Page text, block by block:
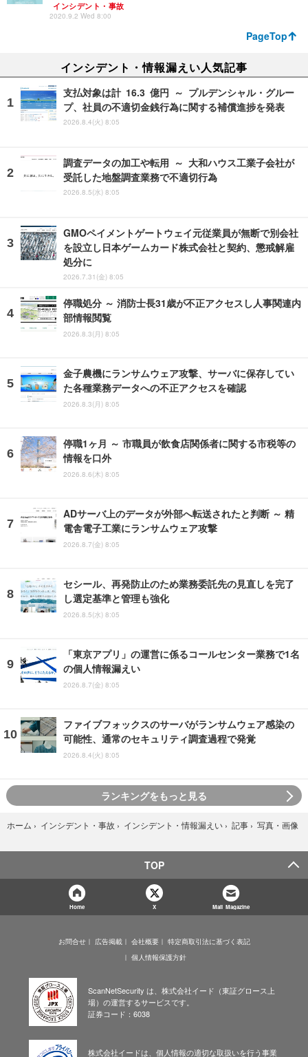
インシデント・事故
2020.9.2 Wed 8:00
PageTop
インシデント・情報漏えい人気記事
支払対象は計 16.3 億円 ～ プルデンシャル・グルー
プ、社員の不適切金銭行為に関する補償進捗を発表
2026.8.4(火) 8:05
調査データの加工や転用 ～ 大和ハウス工業子会社が
受託した地盤調査業務で不適切行為
2026.8.5(水) 8:05
GMOペイメントゲートウェイ元従業員が無断で別会社
を設立し日本ゲームカード株式会社と契約、懲戒解雇
処分に
2026.7.31(金) 8:05
停職処分 ～ 消防士長31歳が不正アクセスし人事関連内
部情報閲覧
2026.8.3(月) 8:05
金子農機にランサムウェア攻撃、サーバに保存してい
た各種業務データへの不正アクセスを確認
2026.8.3(月) 8:05
停職1ヶ月 ～ 市職員が飲食店関係者に関する市税等の
情報を口外
2026.8.6(木) 8:05
ADサーバ上のデータが外部へ転送されたと判断 ～ 精
電舎電子工業にランサムウェア攻撃
2026.8.7(金) 8:05
セシール、再発防止のため業務委託先の見直しを完了
し選定基準と管理も強化
2026.8.5(水) 8:05
「東京アプリ」の運営に係るコールセンター業務で1名
の個人情報漏えい
2026.8.7(金) 8:05
ファイブフォックスのサーバがランサムウェア感染の
可能性、通常のセキュリティ調査過程で発覚
2026.8.4(火) 8:05
ランキングをもっと見る
ホーム › インシデント・事故 › インシデント・情報漏えい › 記事 › 写真・画像
TOP
Home X Mail Magazine
お問合せ 広告掲載 会社概要
特定商取引法に基づく表記
個人情報保護方針
ScanNetSecurity は、株式会社イード（東証グロース上
場）の運営するサービスです。
証券コード：6038
株式会社イードは、個人情報の適切な取扱いを行う事業